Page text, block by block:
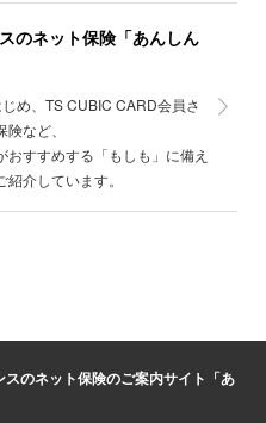
のネット保険「あんしん
め、TS CUBIC CARD会員さ
など、
おすすめする「もしも」に備え
介しています。
スのネット保険のご案内サイト「あ